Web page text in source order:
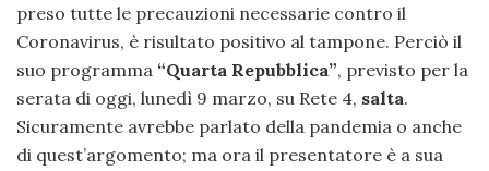
preso tutte le precauzioni necessarie contro il
Coronavirus, è risultato positivo al tampone. Perciò il
suo programma “Quarta Repubblica”, previsto per la
serata di oggi, lunedì 9 marzo, su Rete 4, salta.
Sicuramente avrebbe parlato della pandemia o anche
di quest’argomento; ma ora il presentatore è a sua